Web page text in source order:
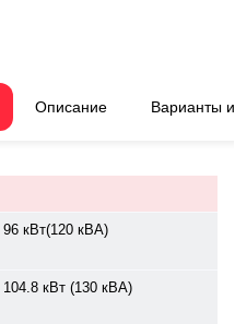
Описание Варианты
96 кВт(120 кВА)
104.8 кВт (130 кВА)